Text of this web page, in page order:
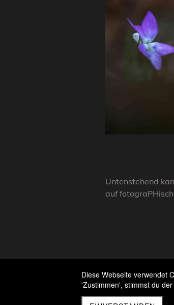
Untenstehend
auf
Diese Webseite verwendet
'Zustimmen', stimmst du